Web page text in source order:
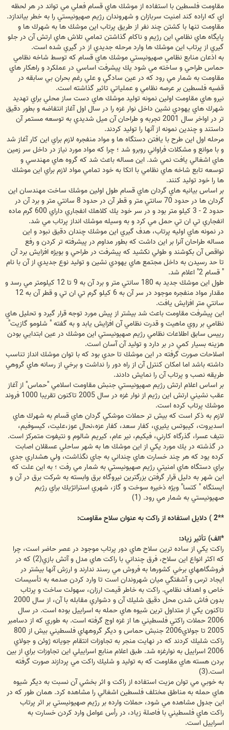
مقاومت فلسطين با استفاده از موشك هاي قسام فعلي مي تواند در هر لحظه
اي كه اراده كند امنيت سربازان و شهروندان رژيم صهيونيستي را به خطر بياندازد.
مقاومت تنها با كشتن چند نفر از طريق پرتاب اين موشك ها به شهرك ها و
پايگاه هاي نظامي اين رژيم و ناكام گذاشتن تمامي تلاش هاي ارتش آن در جلو
گيري از پرتاب اين موشك ها وارد مرحله جديدي از در گيري شده است.
به اذعان منابع نظامي صهيونيستي موشك هاي قسام كه توسط شاخه نظامي
حماس طراحي و ساخته مي شود يك پيشرفت اساسي در عملكرد و راهكار هاي
مقاومت به شمار مي رود كه در عين سادگي و علي رغم بحران بي سابقه در
قضيه فلسطين بر عرصه نظامي و عملياتي تاثير گذاشته است.
نيرو هاي مقاومت اولين نمونه توليد موشك هاي دست ساز محلي براي تهديد
شهرك هاي يهودي نشين داخل نوار غزه را در سال اول آغاز انتفاضه و بطور دقيق
تر در اواخر سال 2001 تجربه و طراحان آن ميل شديدي به توسعه مستمر آن
داستند و چندين نمونه از آنها را توليد كردند.
مرحله اول اين طرح با يافتن دستگاه ها و مواد منفجره لازم براي اين كار آغاز شد
و با موانع و مشكلات فراواني روبرو شد ؛ چرا كه مواد مورد نياز در داخل سر زمين
هاي اشغالي يافت نمي شد. اين مساله باعث شد كه گروه هاي مهندسي و
توسعه تابع شاخه هاي نظامي با اتكا به خود تمامي مواد لازم براي اين موشك
ها را خود توليد كنند.
بر اساس بيانيه هاي گردان هاي قسام طول اولين موشك ساخت مهندسان اين
گردان ها در حدود 70 سانتي متر و قطر آن در حدود 8 سانتي متر و برد آن در
حدود 2 - 3 كيلو متر بود و در سر خود يك كلاهك انفجاري داراي 600 گرم ماده
انفجاري تي ان تي حمل مي كرد و به وسيله موشك انداز پرتاب مي شد.
در نمونه هاي اوليه پرتاب، هدف گيري اين موشك چندان دقيق نبود و اين
مساله طراحان آنرا بر اين داشت كه بطور مداوم در پيشرفته تر كردن و رفع
نواقص آن بكوشند و طولي نكشيد كه پيشرفت در طراحي و بويژه افزايش برد آن
تا حد رسيدن به داخل مجتمع هاي يهودي نشين و توليد نوع جديدي از آن با نام
" قسام 2" اعلام شد.
طول اين موشك جديد به 180 سانتي متر و برد آن به 9 تا 12 كيلومتر مي رسد و
مقدار مواد منفجره موجود در سر آن به 6 كيلو گرم تي ان تي و قطر آن به 12
سانتي متر افزايش يافت.
اين پيشرفت مقاومت باعث شد بيشتر از پيش مورد توجه قرار گيرد و تحليل هاي
نظامي بر روي ماهيت و قدرت نظامي آن افزايش يابد و به گفته " شلومو گازيت"
رييس سابق اطلاعات نظامي رژيم صهيونيستي اين موشك در عين ابتدايي بودن
هزينه بسيار كمي در بر دارد و توليد آن آسان است.
اصلاحات صورت گرفته در اين موشك تا حدي بود كه با توان موشك انداز تناسب
داشته باشد اما امكان كنترل آن از راه دور را نداشت و برخي از رسانه هاي گروهي
طريقه نصب و پرتاب آن را نمايش دادند.
بر اساس اعلام ارتش رژيم صهيونيستي جنبش مقاومت اسلامي "حماس" از آغاز
عقب نشيني ارتش اين رژيم از نوار غزه در سال 2005 تاكنون تقريبا 1000 فروند
موشك پرتاب كرده است.
لازم به ذكر است كه بيش تر حملات موشكي گردان هاي قسام به شهرك هاي
اسديروت، كيبوتس يئيري، كفار سعد، كفار عزه،نحال عوز،عليت، كيسوفيم،
نتيف عسرا، گذرگاه كارني، فيكيم، نير عام، كيريم شالوم و نتيفوت متمركز است.
در گذشته در يك مورد يكي از اين موشك ها به شهر ساحلي عسقلان اصابت
كرده يود كه هر چند خسارت هاي چنداني به جاي نگذاشت، ولي هشداري جدي
براي دستگاه هاي امنيتي رژيم صهيونيستي به شمار مي رفت ؛ به اين علت كه
اين شهر به دليل قرار گرفتن بزرگترين نيروگاه برق وابسته به شركت برق در آن و
ايستگاه " كتسا" ويژه ذخيره سوخت و گاز، شهري استراتژيك براي رژيم
صهيونيستي به شمار مي رود. (1)
**2 ) دلايل استفاده از راكت به عنوان سلاح مقاومت:
*الف) تأثير زياد:
راكت يكي از ساده ترين سلاح هاي دور پرتاب موجود در عصر حاضر است، چرا
كه اكثر انواع اين سلاح، فرق چنداني با راكت هاي مدل و آتش بازي(2) كه در
فروشگاههاي برخي كشورها به فروش مي رسند ندارند و ارزش آنها بيشتر در
ايجاد ترس و آشفتگي ميان شهروندان است تا وارد كردن صدمه به تأسيسات
خاص و اهداف نظامي. راكت به خاطر قيمت ارزان، سهولت ساخت و پرتاب
بدون فاش شدن محل دقيق شليك آن و دشواري مقابله با آن، از سال 2000
تاكنون يكي از متداول ترين شيوه هاي حمله به اسراييل بوده است. در سال
2006 حملات راكتي فلسطيني ها از غزه اوج گرفته است. به طوري كه از دسامبر
2005 تا جولاي2006 جنبش حماس و ديگر گروههاي فلسطيني بيش از 800
راكت شليك كردند كه در نهايت منجر به تجاوزات انتقام جويانه ژوئن و جولاي
2006 اسراييل به نوارغزه شد. طبق اعلام منابع اسراييلي اين تجاوزات براي از بين
بردن هسته هاي مقاومت كه به توليد و شليك راكت مي پردازند صورت گرفته
است.(3)
به خوبي مي توان مزيت استفاده از راكت و اثر بخشي آن نسبت به ديگر شيوه
هاي حمله به مناطق مختلف فلسطين اشغالي را مشاهده كرد. همان طور كه در
اين جدول مشاهده مي شود، حملات وارده بر رژيم صهيونيستي بر اثر پرتاب
راكت هاي فلسطيني با فاصلة زياد، در رأس عوامل وارد كردن خسارت به
اسراييل است.